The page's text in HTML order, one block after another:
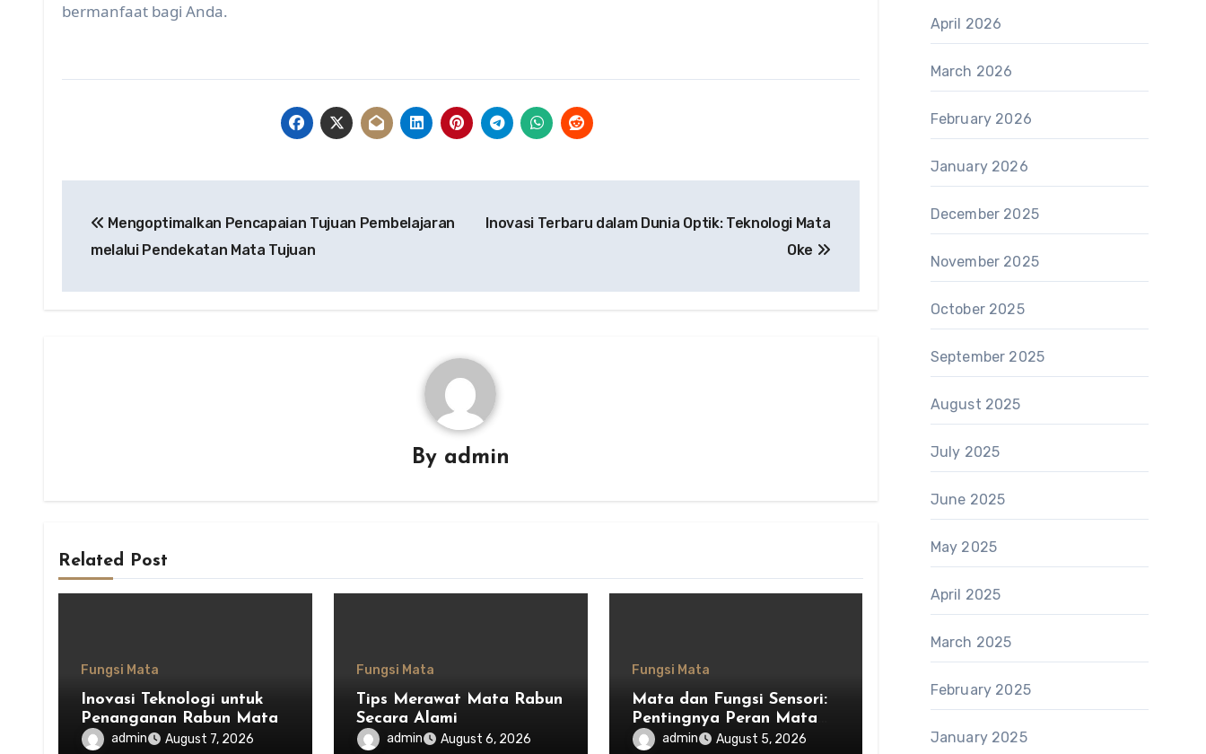
bermanfaat bagi Anda.
navigation
Mengoptimalkan Pencapaian Tujuan Pembelajaran
melalui Pendekatan Mata Tujuan
Inovasi Terbaru dalam Dunia Optik: Teknologi Mata
Oke
By admin
Related Post
Fungsi Mata
Inovasi Teknologi untuk
Penanganan Rabun Mata
admin August 7, 2026
Fungsi Mata
Tips Merawat Mata Rabun
Secara Alami
admin August 6, 2026
Fungsi Mata
Mata dan Fungsi Sensori:
Pentingnya Peran Mata
dalam Menjaga
admin August 5, 2026
April 2026
March 2026
February 2026
January 2026
December 2025
November 2025
October 2025
September 2025
August 2025
July 2025
June 2025
May 2025
April 2025
March 2025
February 2025
January 2025